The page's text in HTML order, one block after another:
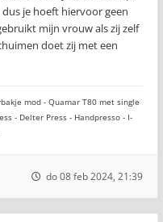
je hoeft hiervoor geen
mijn vrouw als zij zelf
doet zij met een
mod - Quamar T80 met single
- Delter Press - Handpresso - I-
do 08 feb 2024, 21:39